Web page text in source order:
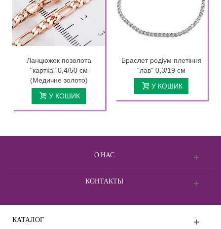
Ланцюжок позолота
"картка" 0,4/50 см
(Медичне золото)
У КОШИК
Браслет родіум плетіння
"лав" 0,3/19 см
У КОШИК
О НАС
КОНТАКТЫ
КАТАЛОГ